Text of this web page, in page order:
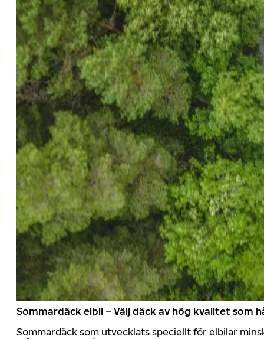
Sommardäck elbil – Välj däck av hög kvalitet som
Sommardäck som utvecklats speciellt för elbilar